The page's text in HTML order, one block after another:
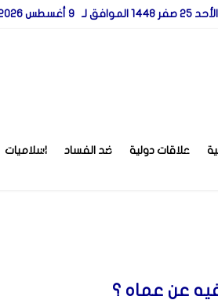
الأحد 25 صفر 1448 الموافق لـ 9 أغسطس 2026
علاقات دولية ضد الفساد اسلاميات
عن عماه ؟